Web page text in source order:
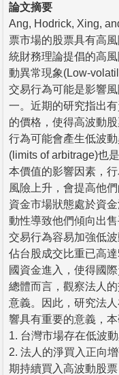
論文摘要
Ang, Hodrick, Xing,
票市場的股票具有高
統財務理論提倡的高
動異常現象(Low-
交易行為可能是影響
一。近期的研究指出
的價格，使得高波動
行為可能會產生低波
(limits of arbitrage)也
本價值的影響因素，
風險上升，會提高他
資金市場狀態處於資
動性導致他們傾向出
交易行為容易加強低
佔台股成交比重已高
國資金進入，使得國
總體而言，觀察法人
意義。因此，研究法
響具有重要的意義，
1. 台灣市場存在低波動
2. 法人的淨買入正向
期持續買入高波動股